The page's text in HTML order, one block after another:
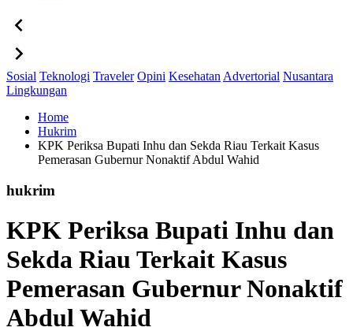
Sosial Teknologi Traveler Opini Kesehatan Advertorial Nusantara
Lingkungan
Home
Hukrim
KPK Periksa Bupati Inhu dan Sekda Riau Terkait Kasus
Pemerasan Gubernur Nonaktif Abdul Wahid
hukrim
KPK Periksa Bupati Inhu dan
Sekda Riau Terkait Kasus
Pemerasan Gubernur Nonaktif
Abdul Wahid